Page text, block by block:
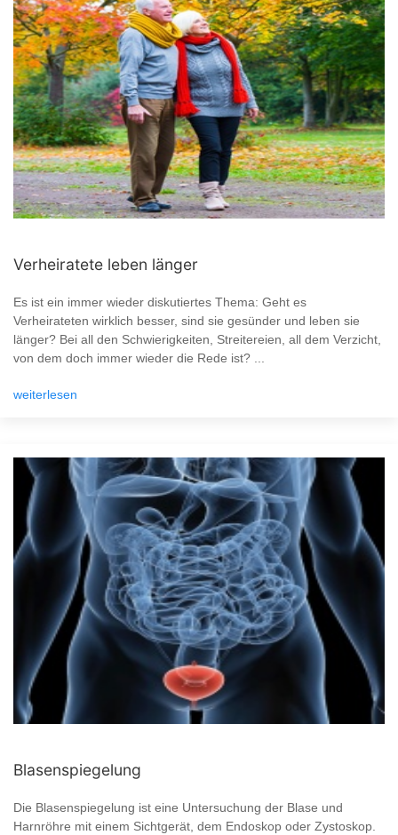
Verheiratete leben länger
Es ist ein immer wieder diskutiertes Thema: Geht es
Verheirateten wirklich besser, sind sie gesünder und leben sie
länger? Bei all den Schwierigkeiten, Streitereien, all dem Verzicht,
von dem doch immer wieder die Rede ist? ...
weiterlesen
Blasenspiegelung
Die Blasenspiegelung ist eine Untersuchung der Blase und
Harnröhre mit einem Sichtgerät, dem Endoskop oder Zystoskop.